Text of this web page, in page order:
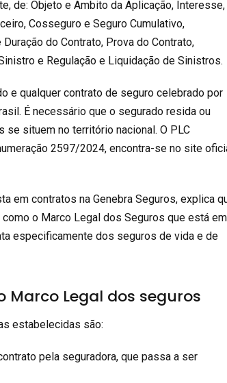
de: Objeto e Âmbito da Aplicação, Interesse,
Cosseguro e Seguro Cumulativo,
do Contrato, Prova do Contrato,
e Regulação e Liquidação de Sinistros.
e qualquer contrato de seguro celebrado por
É necessário que o segurado resida ou
se situem no território nacional. O PLC
2597/2024, encontra-se no site
em contratos naGenebra Seguros, explica
o Marco Legal dos Seguros que está em
especificamente dos seguros de vida e de
Marco Legal dos seguros
estabelecidas são:
pela seguradora, que passa a ser